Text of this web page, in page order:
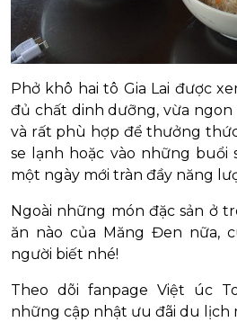
Phở khô hai tô Gia Lai được
đủ chất dinh dưỡng, vừa
và rất phù hợp để thưởng
se lạnh hoặc vào những buổi
một ngày mới tràn đầy năng
Ngoài những món đặc sản ở
ăn nào của Măng Đen nữa,
người biết nhé!
Theo dõi fanpage Việt úc
những cập nhật ưu đãi du lịch